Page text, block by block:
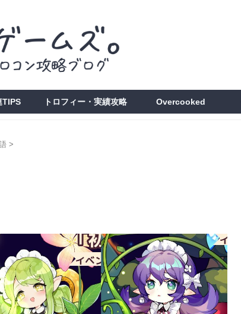
TIPS トロフィー・実績攻略 Overcooked
>